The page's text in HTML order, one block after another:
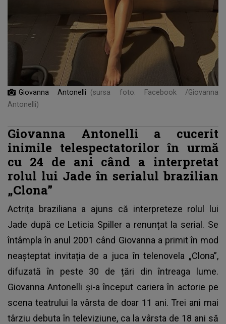
Giovanna Antonelli
(sursa foto: Facebook /Giovanna
Antonelli)
Giovanna Antonelli a cucerit
inimile telespectatorilor în urmă
cu 24 de ani când a interpretat
rolul lui Jade în serialul brazilian
„Clona”
Actrița braziliana a ajuns că interpreteze rolul lui
Jade după ce Leticia Spiller a renunțat la serial. Se
întâmpla în anul 2001 când Giovanna a primit în mod
neașteptat invitația de a juca în telenovela „Clona”,
difuzată în peste 30 de țări din întreaga lume.
Giovanna Antonelli și-a început cariera în actorie pe
scena teatrului la vârsta de doar 11 ani. Trei ani mai
târziu debuta în televiziune, ca la vârsta de 18 ani să